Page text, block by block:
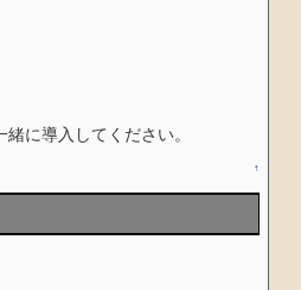
に導入してください。
↑